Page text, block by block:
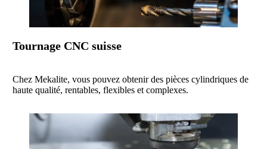
Tournage CNC suisse
Chez Mekalite, vous pouvez obtenir des pièces cylindriques de
haute qualité, rentables, flexibles et complexes.